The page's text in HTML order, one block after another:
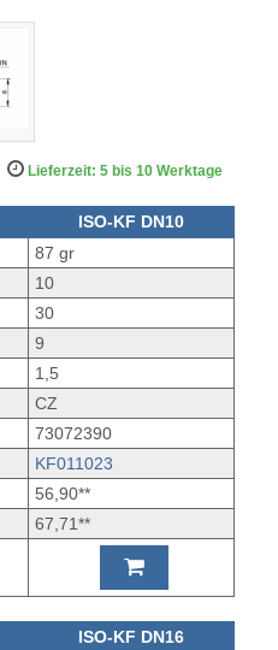
Lieferzeit: 5 bis 10 Werktage
ISO-KF DN10
87 gr
10
30
9
1,5
CZ
73072390
KF011023
56,90**
67,71**
ISO-KF DN16